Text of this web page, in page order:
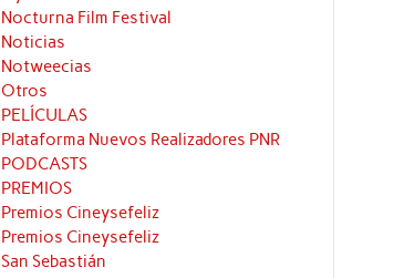
Nocturna Film Festival
Noticias
Notweecias
Otros
PELÍCULAS
Plataforma Nuevos Realizadores PNR
PODCASTS
PREMIOS
Premios Cineysefeliz
Premios Cineysefeliz
San Sebastián